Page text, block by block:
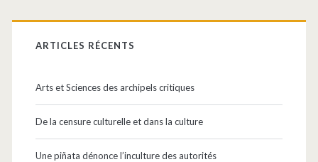
Barre
latérale
principale
ARTICLES RÉCENTS
Arts et Sciences des archipels critiques
De la censure culturelle et dans la culture
Une piñata dénonce l’inculture des autorités